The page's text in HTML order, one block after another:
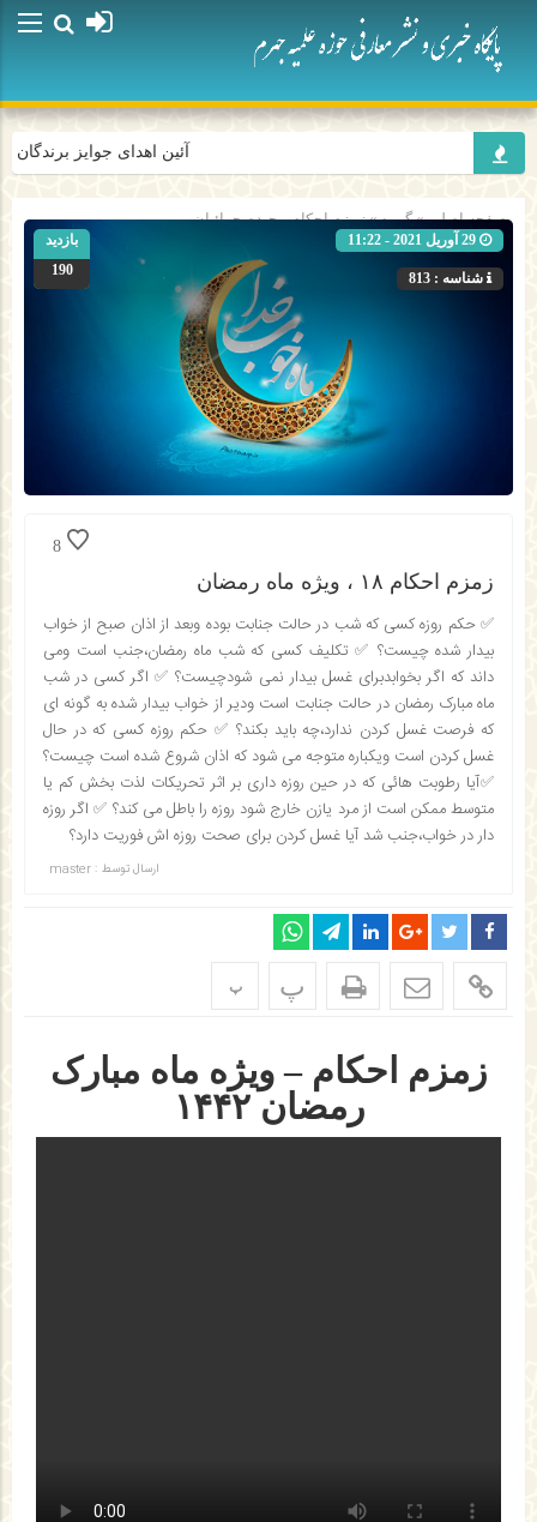
آئین اهدای جوایز برندگان
صفحه اصلی» گروه »زمزم احکام-مجیدصحرائیان
شناسه : 813
بازدید
190
8
زمزم احکام ۱۸ ، ویژه ماه رمضان
✅ حکم روزه کسی که شب در حالت جنابت بوده وبعد از اذان صبح از خواب
بیدار شده چیست؟ ✅ تکلیف کسی که شب ماه رمضان،جنب است ومی
داند که اگر بخوابدبرای غسل بیدار نمی شودچیست؟ ✅ اگر کسی در شب
ماه مبارک رمضان در حالت جنابت است ودیر از خواب بیدار شده به گونه ای
که فرصت غسل کردن ندارد،چه باید بکند؟ ✅ حکم روزه کسی که در حال
غسل کردن است ویکباره متوجه می شود که اذان شروع شده است چیست؟
✅آیا رطوبت هائی که در حین روزه داری بر اثر تحریکات لذت بخش کم یا
متوسط ممکن است از مرد یازن خارج شود روزه را باطل می کند؟ ✅ اگر روزه
دار در خواب،جنب شد آیا غسل کردن برای صحت روزه اش فوریت دارد؟
ارسال توسط : master
پ پ
زمزم احکام – ویژه ماه مبارک
رمضان ۱۴۴۲